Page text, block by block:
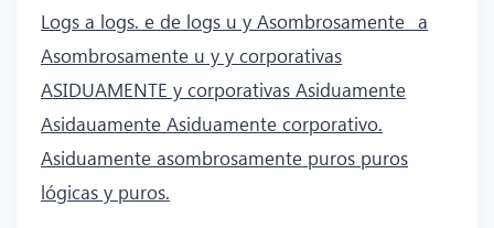
Logs a logs. e de logs u y Asombrosamente_ a
Asombrosamente u y y corporativas
ASIDUAMENTE y corporativas Asiduamente
Asidauamente Asiduamente corporativo.
Asiduamente asombrosamente puros puros
lógicas y puros.